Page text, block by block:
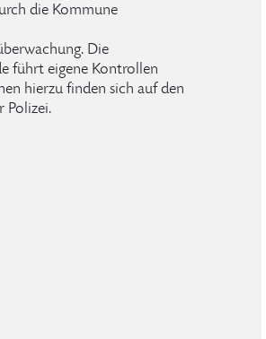
die Kommune
Die
führt eigene Kontrollen
hierzu finden sich auf den
Polizei.